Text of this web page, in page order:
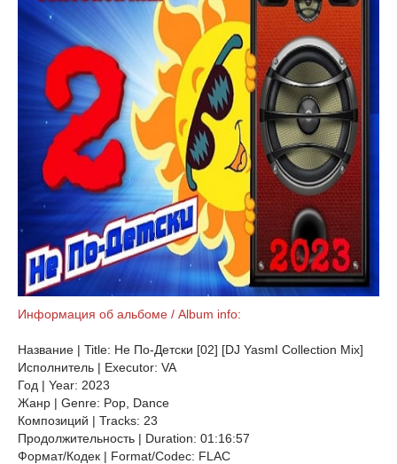
Информация об альбоме / Album info:
Название | Title: Не По-Детски [02] [DJ YasmI Collection Mix]
Исполнитель | Executor: VA
Год | Year: 2023
Жанр | Genre: Pop, Dance
Композиций | Tracks: 23
Продолжительность | Duration: 01:16:57
Формат/Кодек | Format/Codec: FLAC